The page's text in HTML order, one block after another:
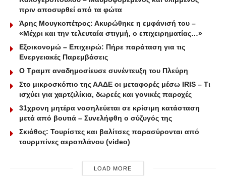
πριν αποσυρθεί από τα φώτα
Άρης Μουγκοπέτρος: Ακυρώθηκε η εμφάνισή του –
«Mέχρι και την τελευταία στιγμή, ο επιχειρηματίας…»
Εξοικονομώ – Επιχειρώ: Πήρε παράταση για τις
Ενεργειακές Παρεμβάσεις
Ο Τραμπ αναδημοσίευσε συνέντευξη του Πλεύρη
Στο μικροσκόπιο της ΑΑΔΕ οι μεταφορές μέσω IRIS – Τι
ισχύει για χαρτζιλίκια, δωρεές και γονικές παροχές
31χρονη μητέρα νοσηλεύεται σε κρίσιμη κατάσταση
μετά από βουτιά – Συνελήφθη ο σύζυγός της
Σκιάθος: Τουρίστες και βαλίτσες παρασύρονται από
τουρμπίνες αεροπλάνου (video)
LOAD MORE